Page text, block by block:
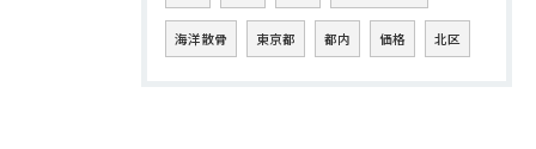
海洋散骨 東京都 都内 価格 北区